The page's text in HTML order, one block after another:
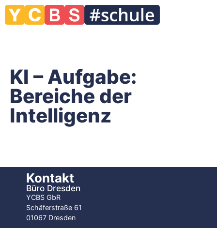
KI – Aufgabe:
Bereiche der
Intelligenz
Kontakt
Büro Dresden
YCBS GbR
Schäferstraße 61
01067 Dresden